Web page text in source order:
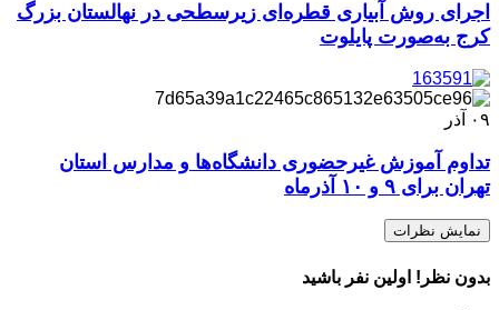
اجرای روش آبیاری قطره‌ای زیرسطحی در نهالستان بزرگ
کرج به‌صورت پایلوت
۰۹ آذر
تداوم آموزش غیرحضوری دانشگاه‌ها و مدارس استان
تهران برای ۹ و ۱۰ آذرماه
نمایش نظرات
بدون نظر! اولین نفر باشید